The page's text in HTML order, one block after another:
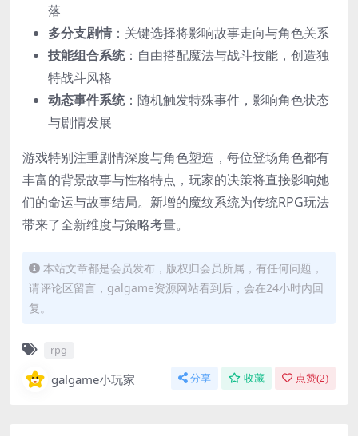
落
​多分支剧情​ ​：关键选择将影响故事走向与角色关系
​技能组合系统​​：自由搭配魔法与战斗技能，创造独
特战斗风格
​动态事件系统​​：随机触发特殊事件，影响角色状态
与剧情发展
游戏特别注重剧情深度与角色塑造，每位登场角色都有
丰富的背景故事与性格特点，玩家的决策将直接影响她
们的命运与故事结局。新增的魔纹系统为传统RPG玩法
带来了全新维度与策略考量。
本站文章都是会员发布，版权归会员所属，有任何问题，
请评论区留言，galgame资源网站看到后，会在24小时内回
复。
rpg
galgame小玩家 分享 收藏 点赞(2)